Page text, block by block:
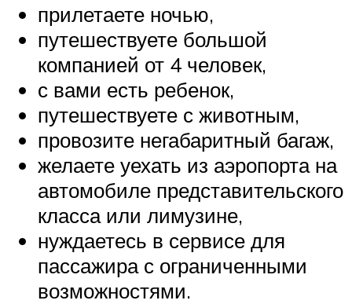
прилетаете ночью,
путешествуете большой
компанией от 4 человек,
с вами есть ребенок,
путешествуете с животным,
провозите негабаритный багаж,
желаете уехать из аэропорта на
автомобиле представительского
класса или лимузине,
нуждаетесь в сервисе для
пассажира с ограниченными
возможностями.